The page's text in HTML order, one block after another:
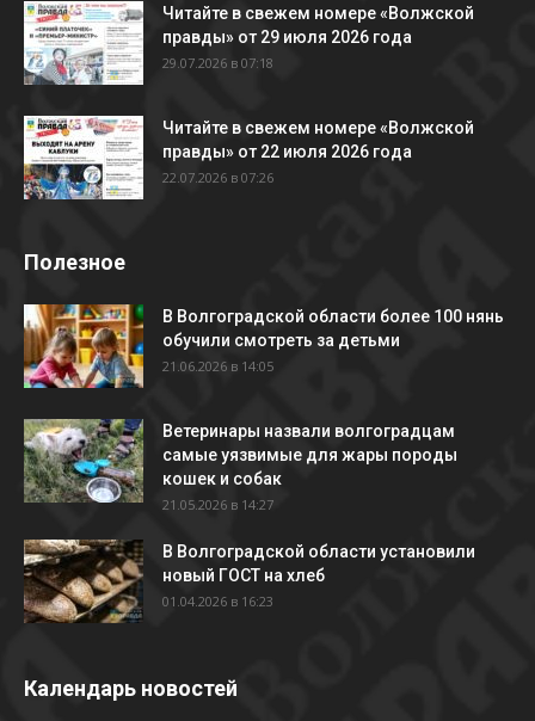
Читайте в свежем номере «Волжской
правды» от 29 июля 2026 года
29.07.2026 в 07:18
Читайте в свежем номере «Волжской
правды» от 22 июля 2026 года
22.07.2026 в 07:26
Полезное
В Волгоградской области более 100 нянь
обучили смотреть за детьми
21.06.2026 в 14:05
Ветеринары назвали волгоградцам
самые уязвимые для жары породы
кошек и собак
21.05.2026 в 14:27
В Волгоградской области установили
новый ГОСТ на хлеб
01.04.2026 в 16:23
Календарь новостей